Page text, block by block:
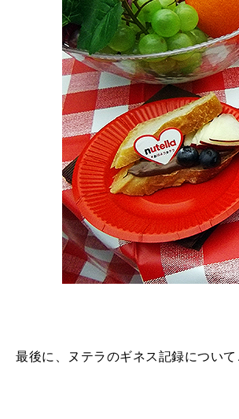
最後に、ヌテラのギネス記録について